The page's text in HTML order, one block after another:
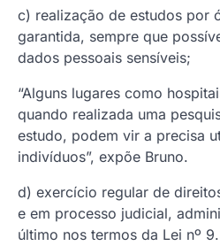
c) realização de estudos por
garantida, sempre que
dados pessoais sensíveis;
“Alguns lugares como
quando realizada uma
estudo, podem vir a precisa
indivíduos”, expõe Bruno.
d) exercício regular de
e em processo judicial,
último nos termos da Lei nº